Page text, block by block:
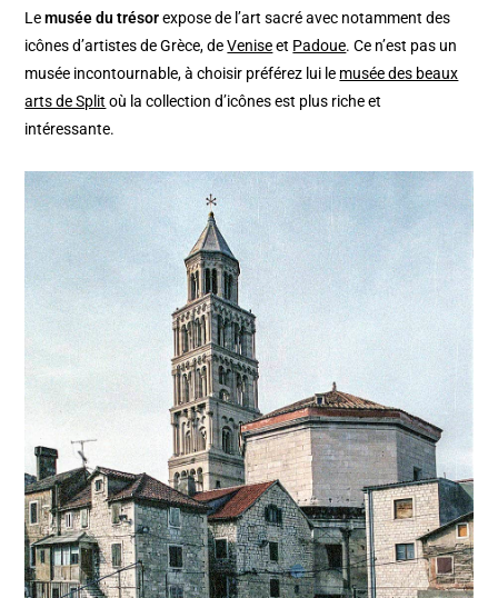
Lemusée du trésorexpose de l’art sacré avec notamment des
icônes d’artistes de Grèce, deVeniseet Padoue. Ce n’est pas un
musée incontournable, à choisir préférez lui le musée des beaux
arts de Split où la collection d’icônes est plus riche et
intéressante.